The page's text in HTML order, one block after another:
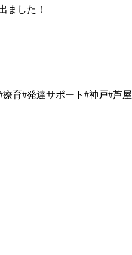
ました！
育#発達サポート#神戸#芦屋